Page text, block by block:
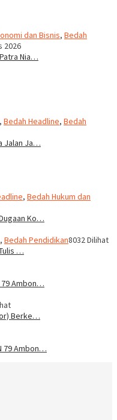
dan Bisnis, Bedah
2026
Nia…
, Bedah Headline, Bedah
Jalan Ja…
, Bedah Hukum dan
Ko…
, Bedah Pendidikan8032 Dilihat
…
79 Ambon…
Berke…
79 Ambon…